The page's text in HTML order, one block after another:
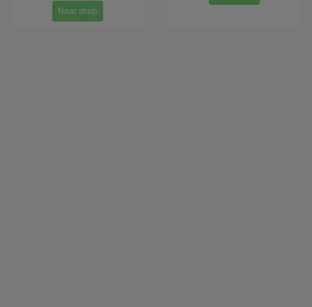
Naar shop